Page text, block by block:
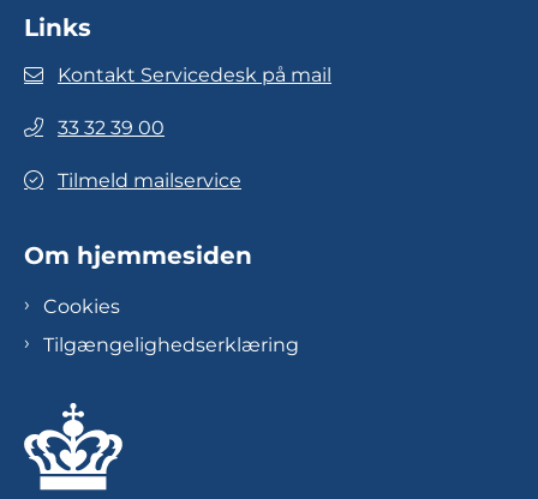
Links
Kontakt Servicedesk på mail
33 32 39 00
Tilmeld mailservice
Om hjemmesiden
Cookies
Tilgængelighedserklæring